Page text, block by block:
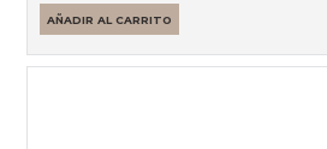
AÑADIR AL CARRITO